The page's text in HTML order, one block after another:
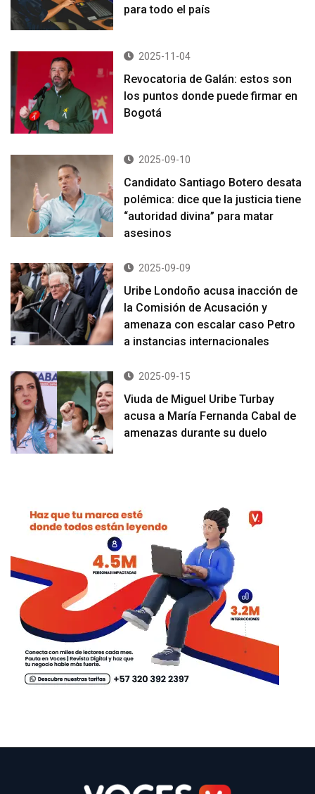
para todo el país
2025-11-04
Revocatoria de Galán: estos son
los puntos donde puede firmar en
Bogotá
2025-09-10
Candidato Santiago Botero desata
polémica: dice que la justicia tiene
“autoridad divina” para matar
asesinos
2025-09-09
Uribe Londoño acusa inacción de
la Comisión de Acusación y
amenaza con escalar caso Petro
a instancias internacionales
2025-09-15
Viuda de Miguel Uribe Turbay
acusa a María Fernanda Cabal de
amenazas durante su duelo